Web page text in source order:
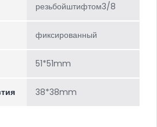
резьбойштифтом3/8
фиксированный
51*51mm
38*38mm